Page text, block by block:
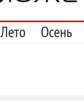
Лето Осень